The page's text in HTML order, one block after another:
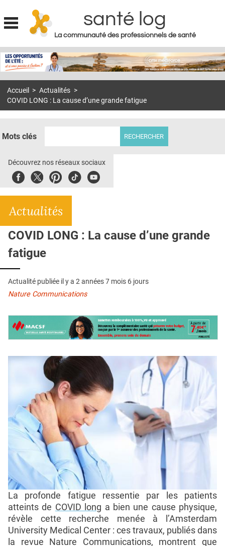
Jump to navigation
santé log
La communauté des professionnels de santé
MON COMPTE
S'ABONNER À LA REVUE SOIN À DOMICILE
DOSSIERS
E-REVUE SAD
L'APP
QUI SOMMES-NOUS ?
PUBLICITÉ
CONDITIONS GÉNÉRALES
CONTACT
Accueil > Actualités >
COVID LONG : La cause d’une grande fatigue
Mots clés
Découvrez nos réseaux sociaux
FacebookTwitterPinterest
TiktokYoubute
Actualités
COVID LONG : La cause d’une grande
fatigue
Actualité publiée il y a 2 années 7 mois 6 jours
Nature Communications
La profonde fatigue ressentie par les patients
atteints de COVID long a bien une cause physique,
révèle cette recherche menée à l’Amsterdam
University Medical Center : ces travaux, publiés dans
la revue Nature Communications, montrent que